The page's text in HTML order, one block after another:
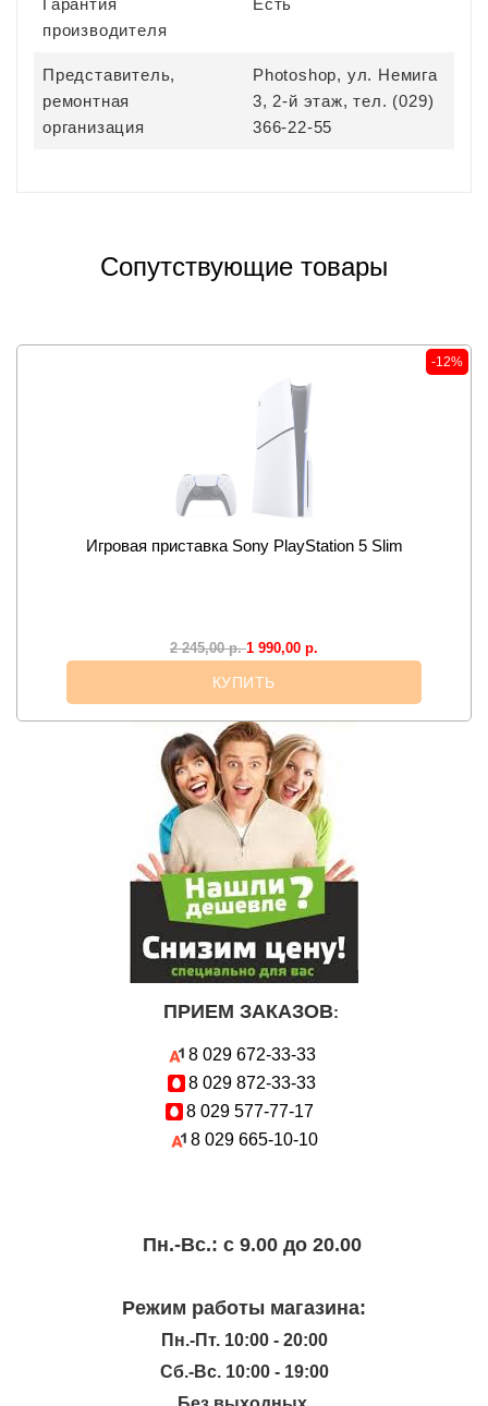
производителя
Представитель,
ремонтная
организация
Photoshop, ул. Немига
3, 2-й этаж, тел. (029)
366-22-55
Сопутствующие товары
-12%
Игровая приставка Sony PlayStation 5 Slim
2 245,00р. 1 990,00 р.
КУПИТЬ
ПРИЕМ ЗАКАЗОВ:
8 029 672-33-33
8 029 872-33-33
8 029 577-77-17
8 029 665-10-10
Пн.-Вc.: с 9.00 до 20.00
Режим работы магазина:
Пн.-Пт. 10:00 - 20:00
Сб.-Вс. 10:00 - 19:00